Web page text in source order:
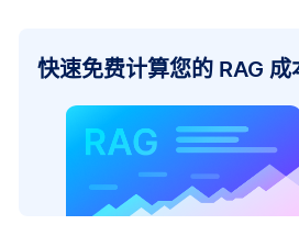
快速免费计算您的 RAG 成